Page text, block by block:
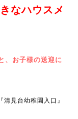
なハウスメ
、お子様の送迎に
見台幼稚園入口』